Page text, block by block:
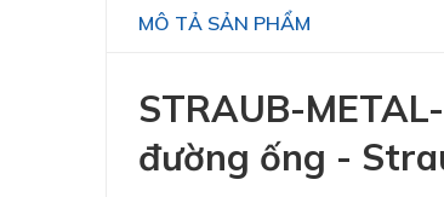
MÔ TẢ SẢN PHẨM
STRAUB-
đường ống -